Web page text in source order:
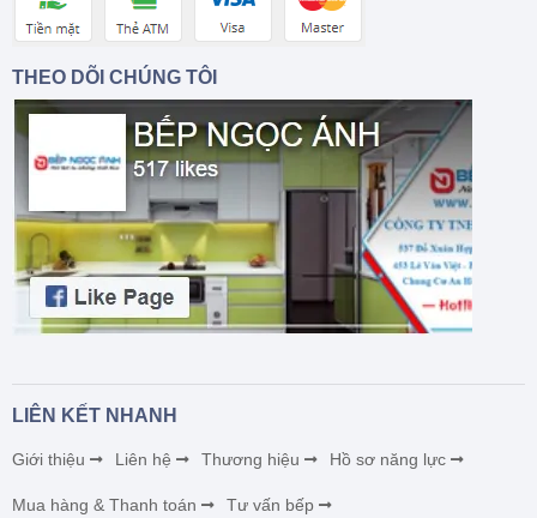
THEO DÕI CHÚNG TÔI
LIÊN KẾT NHANH
Giới thiệu Liên hệ Thương hiệu Hồ sơ năng lực
Mua hàng & Thanh toán Tư vấn bếp